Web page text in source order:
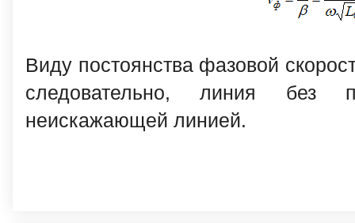
Виду постоянства фазовой
следовательно, линия без
неискажающей линией.